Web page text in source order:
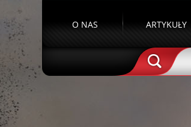
O NAS ARTYKUŁY